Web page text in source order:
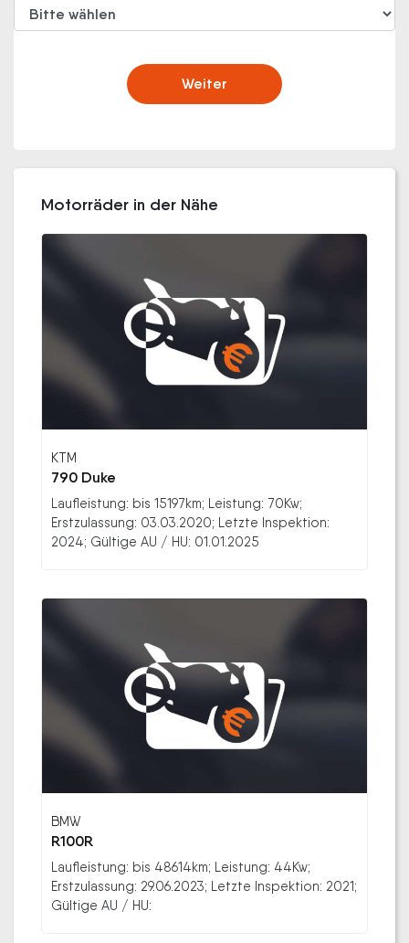
Weiter
Motorräder in der Nähe
KTM
790 Duke
Laufleistung: bis 15197km; Leistung: 70Kw;
Erstzulassung: 03.03.2020; Letzte Inspektion:
2024; Gültige AU / HU: 01.01.2025
BMW
R100R
Laufleistung: bis 48614km; Leistung: 44Kw;
Erstzulassung: 29.06.2023; Letzte Inspektion: 2021;
Gültige AU / HU: